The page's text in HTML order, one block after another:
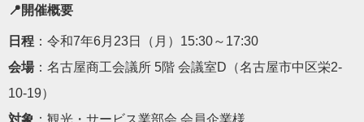
📍開催概要
日程 ：令和7年6月23日（月）15:30～17:30
会場：名古屋商工会議所 5階 会議室D（名古屋市中区栄2-
10-19）
対象 ：観光・サービス業部会 会員企業様